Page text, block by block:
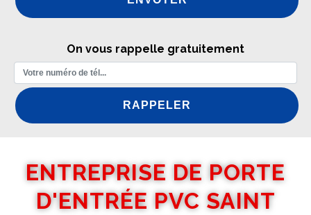
On vous rappelle gratuitement
ENTREPRISE DE PORTE
D'ENTRÉE PVC SAINT